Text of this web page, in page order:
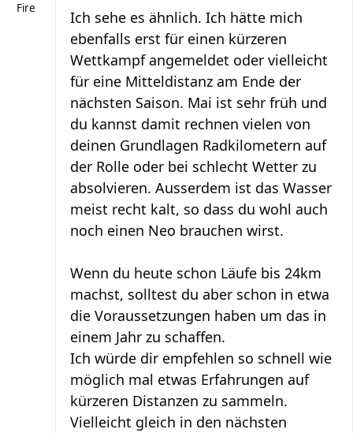
Fire
Ich sehe es ähnlich. Ich hätte mich
ebenfalls erst für einen kürzeren
Wettkampf angemeldet oder vielleicht
für eine Mitteldistanz am Ende der
nächsten Saison. Mai ist sehr früh und
du kannst damit rechnen vielen von
deinen Grundlagen Radkilometern auf
der Rolle oder bei schlecht Wetter zu
absolvieren. Ausserdem ist das Wasser
meist recht kalt, so dass du wohl auch
noch einen Neo brauchen wirst.
Wenn du heute schon Läufe bis 24km
machst, solltest du aber schon in etwa
die Voraussetzungen haben um das in
einem Jahr zu schaffen.
Ich würde dir empfehlen so schnell wie
möglich mal etwas Erfahrungen auf
kürzeren Distanzen zu sammeln.
Vielleicht gleich in den nächsten